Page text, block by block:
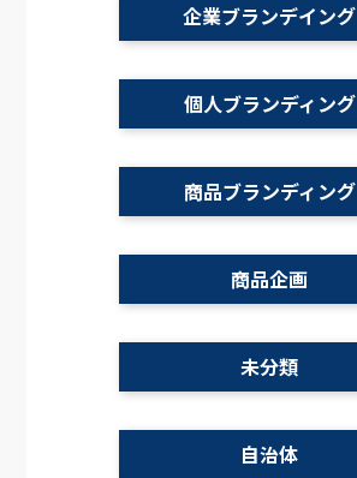
企業ブランデイング
個人ブランディング
商品ブランディング
商品企画
未分類
自治体